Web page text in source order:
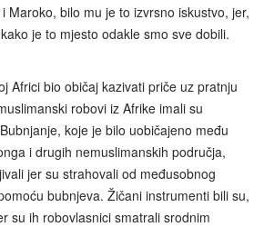
Maroko, bilo mu je to izvrsno iskustvo, jer,
je to mjesto odakle smo sve dobili.
Africi bio običaj kazivati priče uz pratnju
robovi iz Afrike imali su
koje je bilo uobičajeno među
i drugih nemuslimanskih područja,
jer su strahovali od međusobnog
bubnjeva. Žičani instrumenti bili su,
su ih robovlasnici smatrali srodnim